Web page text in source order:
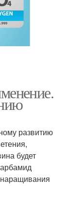
развитию
будет
наращивания